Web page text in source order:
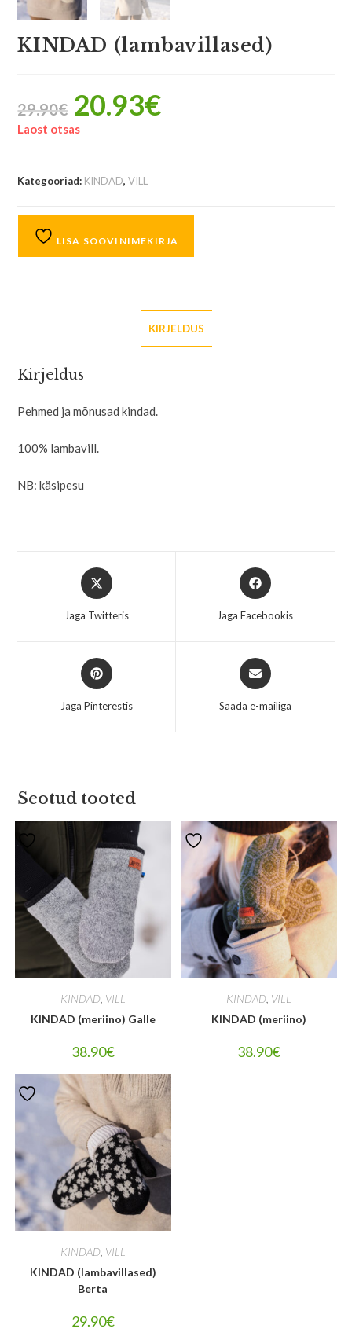
KINDAD (lambavillased)
29.90€ 20.93€
Laost otsas
Kategooriad: KINDAD,VILL
LISA SOOVINIMEKIRJA
KIRJELDUS
Kirjeldus
Pehmed ja mõnusad kindad.
100% lambavill.
NB: käsipesu
Jaga Twitteris Jaga Facebookis
Jaga Pinterestis Saada e-mailiga
Seotud tooted
KINDAD, VILL
KINDAD (meriino) Galle
38.90€
KINDAD VILL
KINDAD (meriino)
38.90€
KINDAD, VILL
KINDAD (lambavillased)
Berta
29.90€